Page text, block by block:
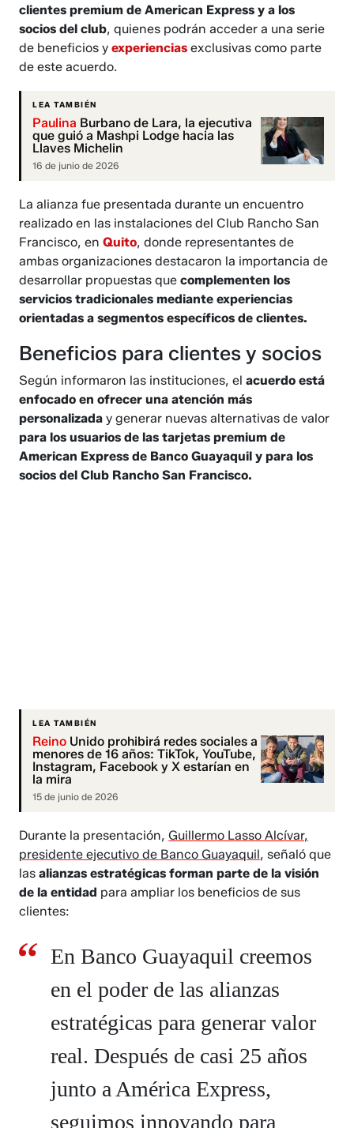
clientes premium de American Express y a los
socios del club, quienes podrán acceder a una serie
de beneficios yexperienciasexclusivas como parte
de este acuerdo.
LEA TAMBIÉN
Paulina Burbano de Lara, la ejecutiva
que guió a Mashpi Lodge hacia las
Llaves Michelin
16 de junio de 2026
La alianza fue presentada durante un encuentro
realizado en las instalaciones del Club Rancho San
Francisco, enQuito, donde representantes de
ambas organizaciones destacaron la importancia de
desarrollar propuestas quecomplementen los
servicios tradicionales mediante experiencias
orientadas a segmentos específicos de clientes.
Beneficios para clientes y socios
Según informaron las instituciones, elacuerdo está
enfocado en ofrecer una atención más
personalizada y generar nuevas alternativas de valor
para los usuarios de las tarjetas premium de
American Express de Banco Guayaquil y para los
socios del Club Rancho San Francisco.
LEA TAMBIÉN
Reino Unido prohibirá redes sociales a
menores de 16 años: TikTok, YouTube,
Instagram, Facebook y X estarían en
la mira
15 de junio de 2026
Durante la presentación,Guillermo Lasso Alcívar,
presidente ejecutivo de Banco Guayaquil, señaló que
lasalianzas estratégicas forman parte de la visión
de la entidad para ampliar los beneficios de sus
clientes:
En Banco Guayaquil creemos
en el poder de las alianzas
estratégicas para generar valor
real. Después de casi 25 años
junto a América Express,
seguimos innovando para